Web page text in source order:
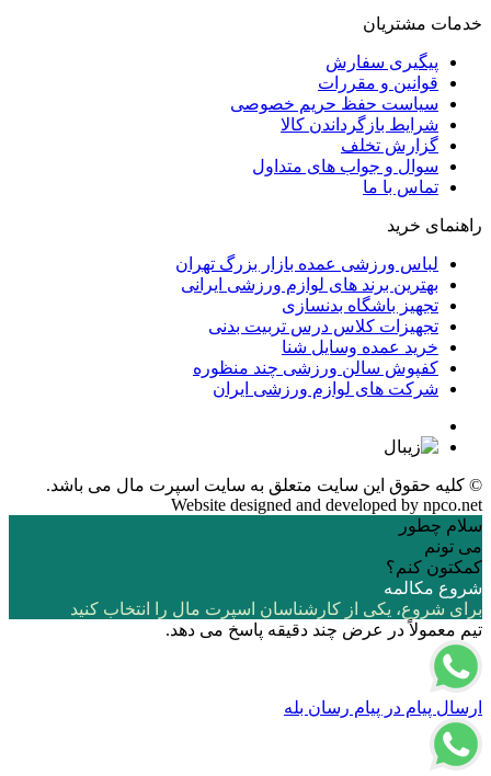
خدمات مشتریان
پیگیری سفارش
قوانین و مقررات
سیاست حفظ حریم خصوصی
شرایط بازگرداندن کالا
گزارش تخلف
سوال و جواب های متداول
تماس با ما
راهنمای خرید
لباس ورزشی عمده بازار بزرگ تهران
بهترین برند های لوازم ورزشی ایرانی
تجهیز باشگاه بدنسازی
تجهیزات کلاس درس تربیت بدنی
خرید عمده وسایل شنا
کفپوش سالن ورزشی چند منظوره
شرکت های لوازم ورزشی ایران
© کلیه حقوق این سایت متعلق به سایت اسپرت مال می باشد.
Website designed and developed by npco.net
سلام چطور
می تونم
کمکتون کنم؟
شروع مکالمه
برای شروع، یکی از کارشناسان اسپرت مال را انتخاب کنید
تیم معمولاً در عرض چند دقیقه پاسخ می دهد.
ارسال پیام در پیام رسان بله